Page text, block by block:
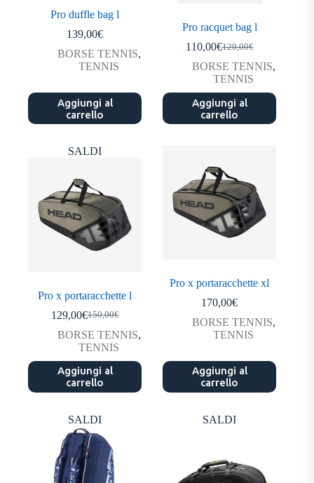
Pro duffle bag l
139,00€
BORSE TENNIS,
TENNIS
Aggiungi al
carrello
Pro racquet bag l
120,00€
Il
prezzo
originale
era:
120,00€.
110,00€Il
prezzo
attuale
è:
110,00€.
BORSE TENNIS,
TENNIS
Aggiungi al
carrello
SALDI
Pro x portaracchette l
150,00€
Il
prezzo
originale
150,00€.
129,00€Il
prezzo
attuale
129,00€.
BORSE TENNIS,
TENNIS
Aggiungi al
carrello
Pro x portaracchette xl
170,00€
BORSE TENNIS,
TENNIS
Aggiungi al
carrello
SALDI SALDI